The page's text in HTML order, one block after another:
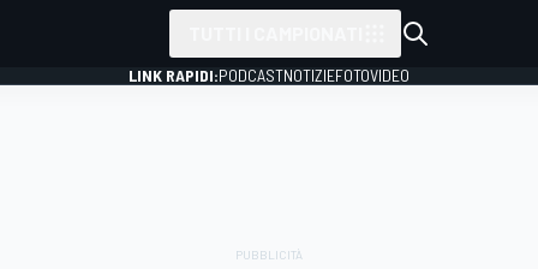
LINK RAPIDI:PODCASTNOTIZIEFOTOVIDEO